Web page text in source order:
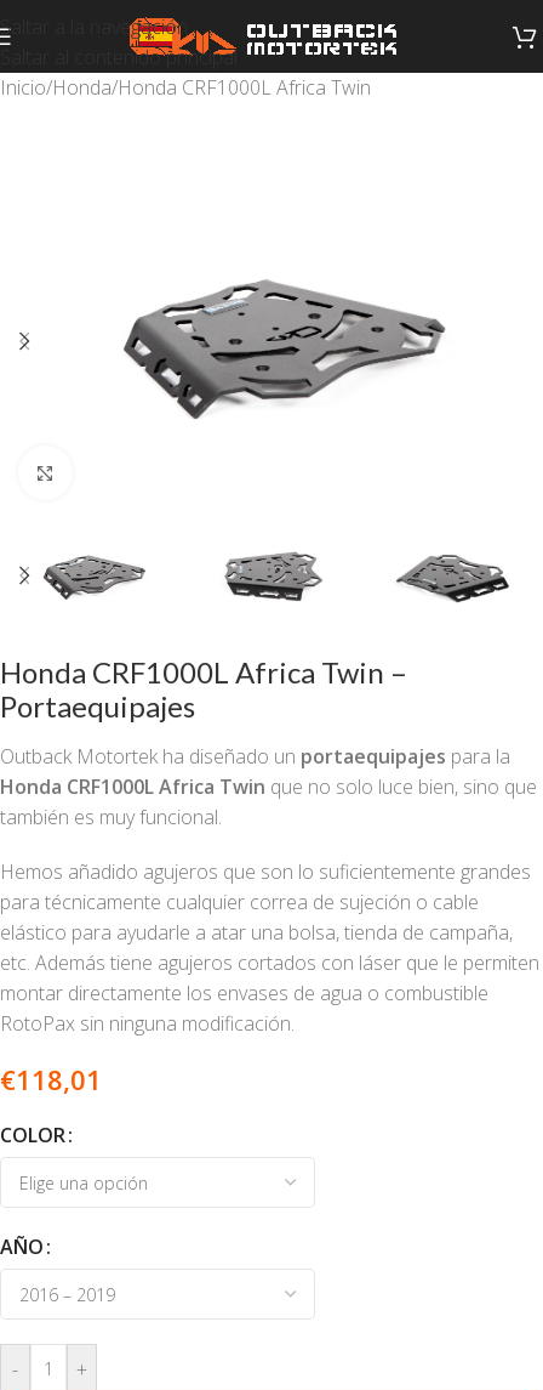
Saltar a la navegación
Saltar al contenido principal
Inicio/Honda/Honda CRF1000L Africa Twin
Honda CRF1000L Africa Twin –
Portaequipajes
Outback Motortek ha diseñado un portaequipajes para la
Honda CRF1000L Africa Twin que no solo luce bien, sino que
también es muy funcional.
Hemos añadido agujeros que son lo suficientemente grandes
para técnicamente cualquier correa de sujeción o cable
elástico para ayudarle a atar una bolsa, tienda de campaña,
etc. Además tiene agujeros cortados con láser que le permiten
montar directamente los envases de agua o combustible
RotoPax sin ninguna modificación.
€118,01
COLOR
AÑO
- +